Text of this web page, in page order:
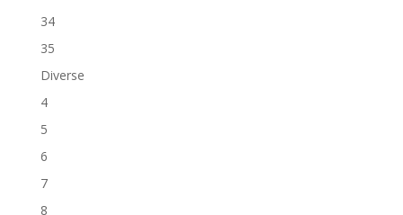
34
35
Diverse
4
5
6
7
8